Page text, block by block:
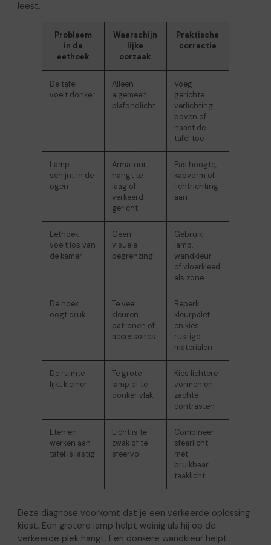
leest.
Probleem
in de
eethoek
Waarschijn
lijke
oorzaak
Praktische
correctie
De tafel
voelt donker
Alleen
algemeen
plafondlicht
Voeg
gerichte
verlichting
boven of
naast de
tafel toe
Lamp
schijnt in de
ogen
Armatuur
hangt te
laag of
verkeerd
gericht
Pas hoogte,
kapvorm of
lichtrichting
aan
Eethoek
voelt los van
de kamer
Geen
visuele
begrenzing
Gebruik
lamp,
wandkleur
of vloerkleed
als zone
De hoek
oogt druk
Te veel
kleuren,
patronen of
accessoires
Beperk
kleurpalet
en kies
rustige
materialen
De ruimte
lijkt kleiner
Te grote
lamp of te
donker vlak
Kies lichtere
vormen en
zachte
contrasten
Eten en
werken aan
tafel is lastig
Licht is te
zwak of te
sfeervol
Combineer
sfeerlicht
met
bruikbaar
taaklicht
Deze diagnose voorkomt dat je een verkeerde oplossing
kiest. Een grotere lamp helpt weinig als hij op de
verkeerde plek hangt. Een donkere wandkleur helpt